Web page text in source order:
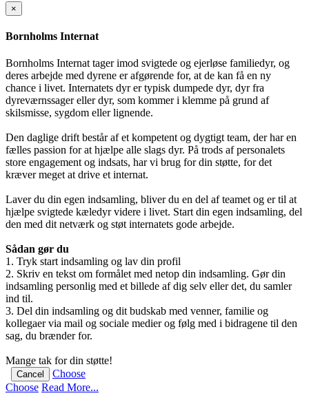
×
Bornholms Internat
Bornholms Internat tager imod svigtede og ejerløse familiedyr, og
deres arbejde med dyrene er afgørende for, at de kan få en ny
chance i livet. Internatets dyr er typisk dumpede dyr, dyr fra
dyreværnssager eller dyr, som kommer i klemme på grund af
skilsmisse, sygdom eller lignende.
Den daglige drift består af et kompetent og dygtigt team, der har en
fælles passion for at hjælpe alle slags dyr. På trods af personalets
store engagement og indsats, har vi brug for din støtte, for det
kræver meget at drive et internat.
Laver du din egen indsamling, bliver du en del af teamet og er til at
hjælpe svigtede kæledyr videre i livet. Start din egen indsamling, del
den med dit netværk og støt internatets gode arbejde.
Sådan gør du
1. Tryk start indsamling og lav din profil
2. Skriv en tekst om formålet med netop din indsamling. Gør din
indsamling personlig med et billede af dig selv eller det, du samler
ind til.
3. Del din indsamling og dit budskab med venner, familie og
kollegaer via mail og sociale medier og følg med i bidragene til den
sag, du brænder for.
Mange tak for din støtte!
Cancel
Choose
Choose Read More...